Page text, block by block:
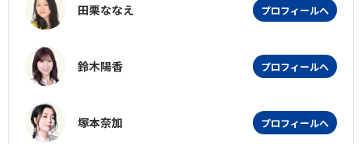
田栗ななえ プロフィールへ
鈴木陽香 プロフィールへ
塚本奈加 プロフィールへ